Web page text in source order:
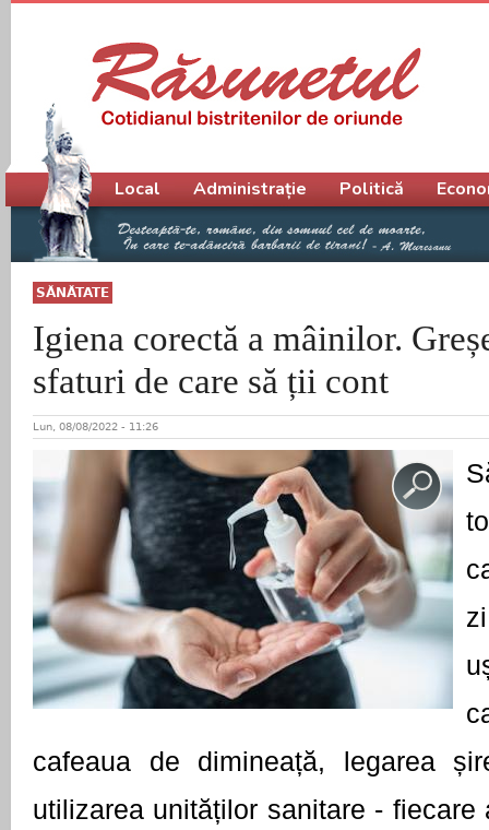
SĂNĂTATE
Igiena corectă a mâinilor.
sfaturi de care să ții cont
Lun, 08/08/2022 - 11:26
cafeaua de dimineață, legarea
utilizarea unităților sanitare - fiecare
Meniu principal
Local Administrație Politică